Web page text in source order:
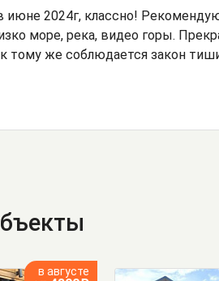
июне 2024г, классно!
море, река, видео горы.
тому же соблюдается закон
в августе